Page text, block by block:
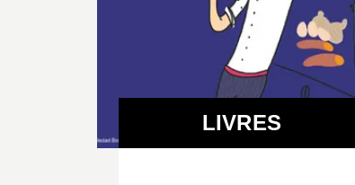
LIVRES